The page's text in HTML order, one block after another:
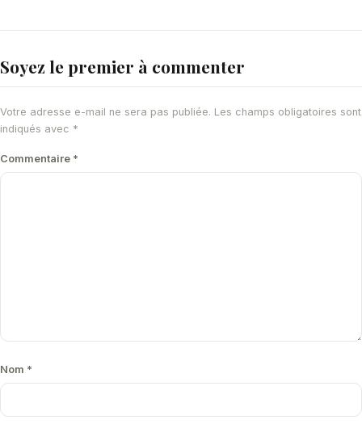
Soyez le premier à commenter
Votre adresse e-mail ne sera pas publiée. Les champs obligatoires sont
indiqués avec *
Commentaire *
Nom *